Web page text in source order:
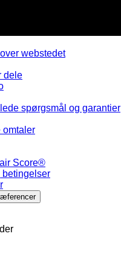
webstedet
dele
spørgsmål og garantier
omtaler
Score®
betingelser